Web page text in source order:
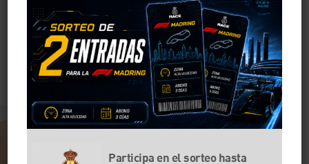
Si no te suena el término hatchback es normal,
teniendo en cuenta que es un término anglosajón.
Sin embargo, si cambiamos esta palabra por la de
compacto ya te vendrán unos cuantos coches a la
cabeza.
Participa en el sorteo hasta